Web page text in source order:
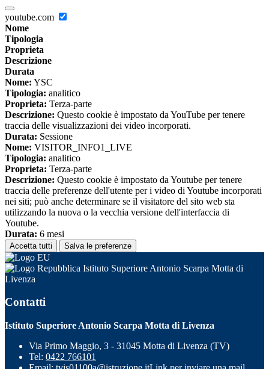
youtube.com
Nome
Tipologia
Proprieta
Descrizione
Durata
Nome: YSC
Tipologia: analitico
Proprieta: Terza-parte
Descrizione: Questo cookie è impostato da YouTube per tenere
traccia delle visualizzazioni dei video incorporati.
Durata: Sessione
Nome: VISITOR_INFO1_LIVE
Tipologia: analitico
Proprieta: Terza-parte
Descrizione: Questo cookie è impostato da Youtube per tenere
traccia delle preferenze dell'utente per i video di Youtube incorporati
nei siti; può anche determinare se il visitatore del sito web sta
utilizzando la nuova o la vecchia versione dell'interfaccia di
Youtube.
Durata: 6 mesi
Accetta tutti Salva le preferenze
Istituto Superiore Antonio Scarpa Motta di
Livenza
Contatti
Istituto Superiore Antonio Scarpa Motta di Livenza
Via Primo Maggio, 3 - 31045 Motta di Livenza (TV)
Tel: 0422 766101